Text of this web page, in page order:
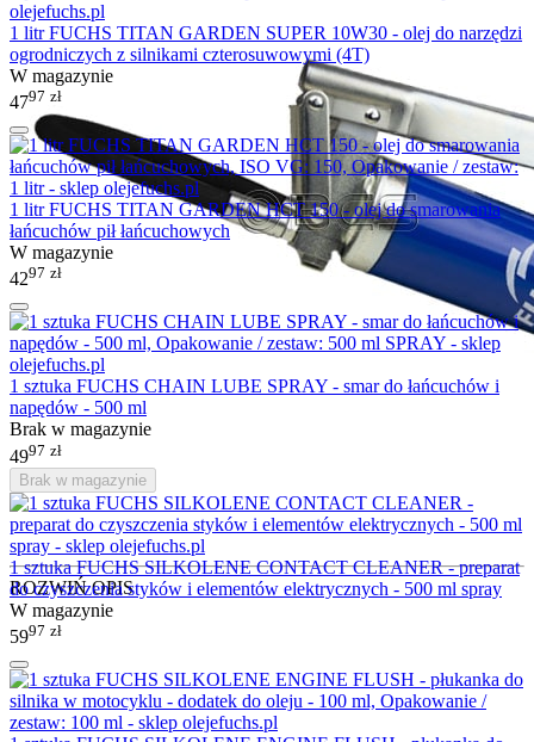
ROZWIŃ OPIS
1 litr FUCHS TITAN GARDEN SUPER 10W30 - olej do narzędzi
ogrodniczych z silnikami czterosuwowymi (4T)
W magazynie
4797 zł
1 litr FUCHS TITAN GARDEN HCT 150 - olej do smarowania
łańcuchów pił łańcuchowych
W magazynie
4297 zł
1 sztuka FUCHS CHAIN LUBE SPRAY - smar do łańcuchów i
napędów - 500 ml
Brak w magazynie
4997 zł
Brak w magazynie
1 sztuka FUCHS SILKOLENE CONTACT CLEANER - preparat
do czyszczenia styków i elementów elektrycznych - 500 ml spray
W magazynie
5997 zł